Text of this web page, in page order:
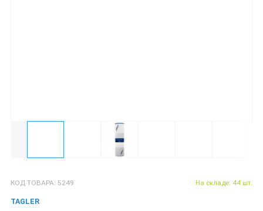
КОД ТОВАРА: 5249
TAGLER
На складе: 44 шт.